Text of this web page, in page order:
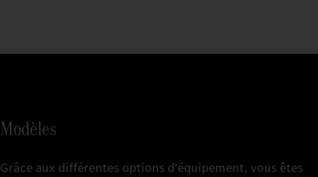
Modèles
Grâce aux différentes options d'équipement, vous êtes